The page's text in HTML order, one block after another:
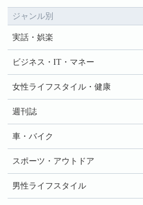
ジャンル別
実話・娯楽
ビジネス・IT・マネー
女性ライフスタイル・健康
週刊誌
車・バイク
スポーツ・アウトドア
男性ライフスタイル